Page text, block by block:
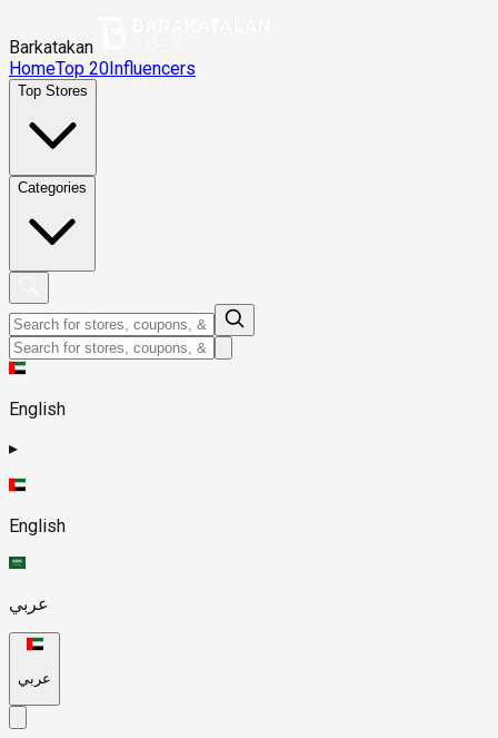
Barkatakan
HomeTop 20Influencers
Top Stores
Categories
English
▸
English
عربي
عربي